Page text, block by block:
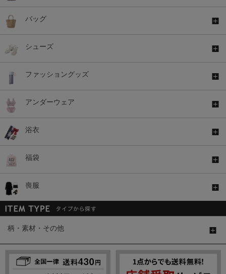
バッグ
シューズ
ファッショングッズ
アンダーウェア
浴衣
福袋
喪服
柄・素材・その他